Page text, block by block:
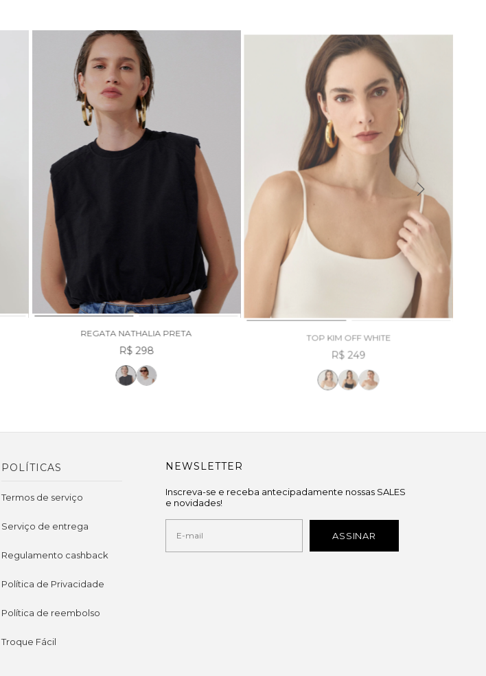
REGATA NATHALIA PRETA
R$ 298
TOP KIM OFF WHITE
R$ 249
POLÍTICAS
Termos de serviço
Serviço de entrega
Regulamento cashback
Política de Privacidade
Política de reembolso
Troque Fácil
NEWSLETTER
Inscreva-se e receba antecipadamente nossas SALES
e novidades!